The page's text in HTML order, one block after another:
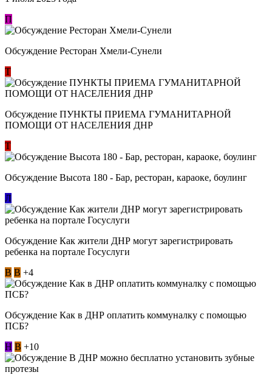
П
Обсуждение Ресторан Хмели-Сунели
Т
Обсуждение ​ПУНКТЫ ПРИЕМА ГУМАНИТАРНОЙ
ПОМОЩИ ОТ НАСЕЛЕНИЯ ДНР
Т
Обсуждение Высота 180 - Бар, ресторан, караоке, боулинг
Л
Обсуждение Как жители ДНР могут зарегистрировать
ребенка на портале Госуслуги
В В +4
Обсуждение Как в ДНР оплатить коммуналку с помощью
ПСБ?
Н В +10